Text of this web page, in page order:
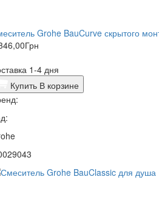
Grohe BauCurve скрытого
Грн
1-4 дня
Купить В корзине